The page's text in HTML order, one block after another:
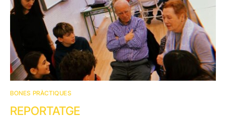
BONES PRÀCTIQUES
REPORTATGE